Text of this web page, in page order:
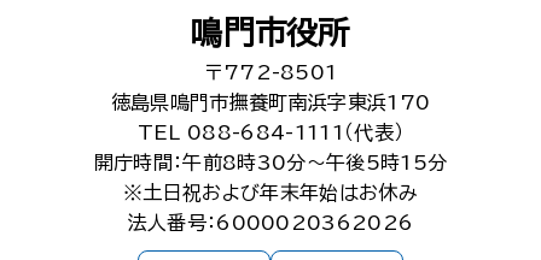
鳴門市役所
〒772-8501
徳島県鳴門市撫養町南浜字東浜170
TEL 088-684-1111（代表）
開庁時間：午前8時30分～午後5時15分
※土日祝および年末年始はお休み
法人番号：6000020362026